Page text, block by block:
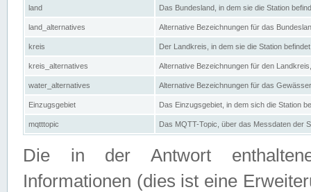
land Das Bundesland, in dem sie die Station
land_alternatives Alternative Bezeichnungen für das
kreis Der Landkreis, in dem sie die Station befindet
kreis_alternatives Alternative Bezeichnungen für den
water_alternatives Alternative Bezeichnungen für das
Einzugsgebiet Das Einzugsgebiet, in dem sich die Station
mqtttopic Das MQTT-Topic, über das Messdaten der
Die in der Antwort
Informationen (dies ist eine